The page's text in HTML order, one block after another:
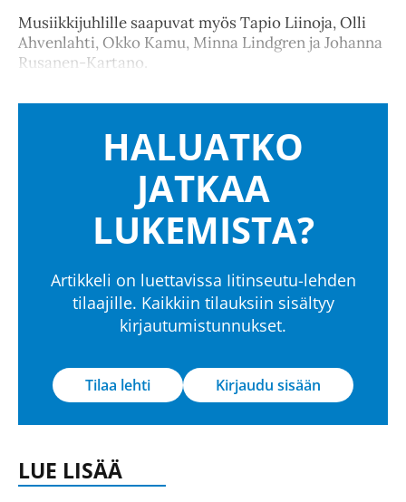
Musiikkijuhlille saapuvat myös Tapio Liinoja, Olli
Ahvenlahti, Okko Kamu, Minna Lindgren ja Johanna
Rusanen-Kartano.
HALUATKO
JATKAA
LUKEMISTA?
Artikkeli on luettavissa Iitinseutu-lehden
tilaajille. Kaikkiin tilauksiin sisältyy
kirjautumistunnukset.
Tilaa lehti Kirjaudu sisään
LUE LISÄÄ